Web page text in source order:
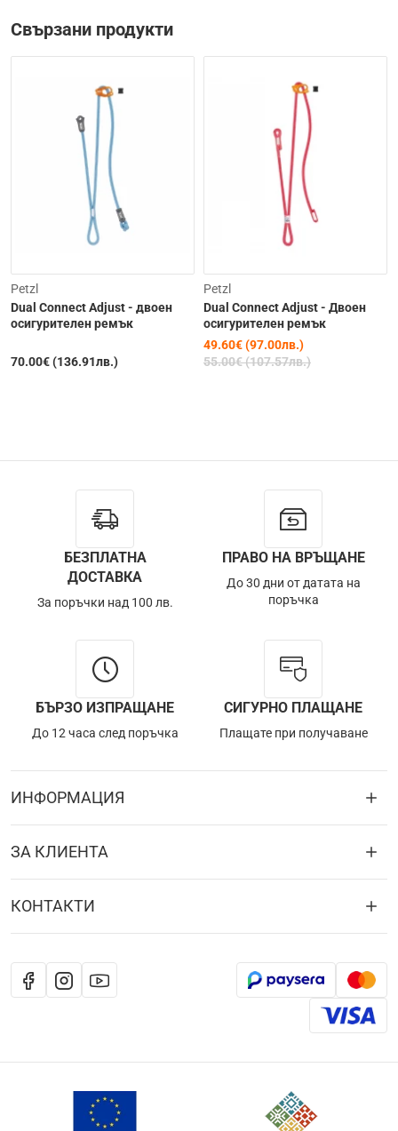
Свързани продукти
Petzl
Dual Connect Adjust - двоен
осигурителен ремък
70.00€ (136.91лв.)
Petzl
Dual Connect Adjust - Двоен
осигурителен ремък
49.60€ (97.00лв.)
55.00€ (107.57лв.)
БЕЗПЛАТНА
ДОСТАВКА
За поръчки над 100 лв.
ПРАВО НА ВРЪЩАНЕ
До 30 дни от датата на
поръчка
БЪРЗО ИЗПРАЩАНЕ
До 12 часа след поръчка
СИГУРНО ПЛАЩАНЕ
Плащате при получаване
ИНФОРМАЦИЯ
ЗА КЛИЕНТА
КОНТАКТИ